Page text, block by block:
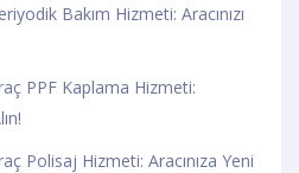
Bakım Hizmeti: Aracınızı
PPF Kaplama Hizmeti:
Polisaj Hizmeti: Aracınıza Yeni